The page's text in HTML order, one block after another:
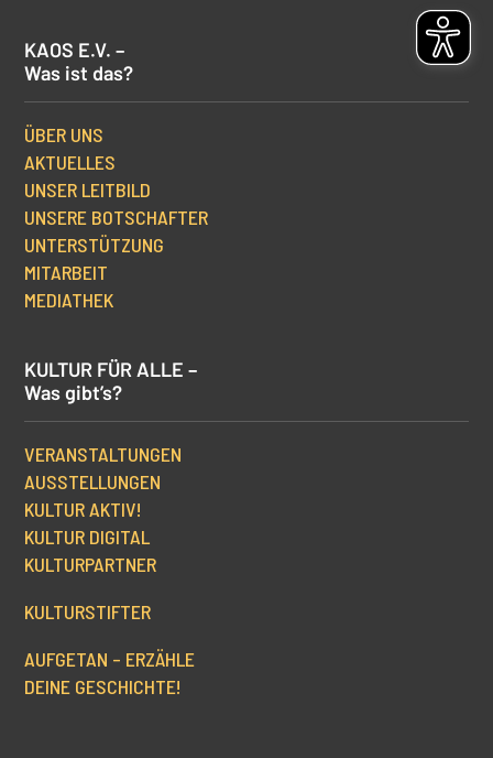
KAOS E.V. –
Was ist das?
ÜBER UNS
AKTUELLES
UNSER LEITBILD
UNSERE BOTSCHAFTER
UNTERSTÜTZUNG
MITARBEIT
MEDIATHEK
KULTUR FÜR ALLE –
Was gibt’s?
VERANSTALTUNGEN
AUSSTELLUNGEN
KULTUR AKTIV!
KULTUR DIGITAL
KULTURPARTNER
KULTURSTIFTER
AUFGETAN – ERZÄHLE
DEINE GESCHICHTE!